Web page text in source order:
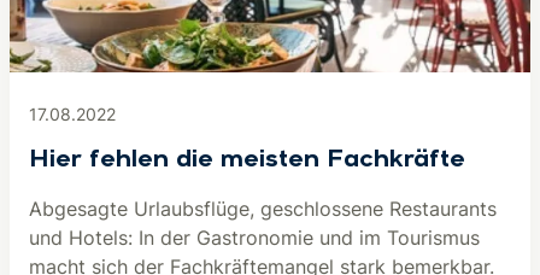
17.08.2022
Hier fehlen die meisten Fachkräfte
Abgesagte Urlaubsflüge, geschlossene Restaurants
und Hotels: In der Gastronomie und im Tourismus
macht sich der Fachkräftemangel stark bemerkbar.